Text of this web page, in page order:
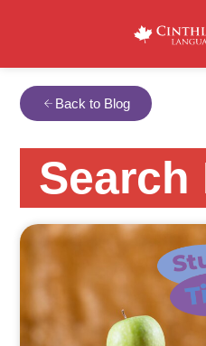
Back to Blog
Search